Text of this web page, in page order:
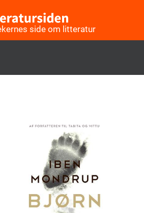
side om litteratur